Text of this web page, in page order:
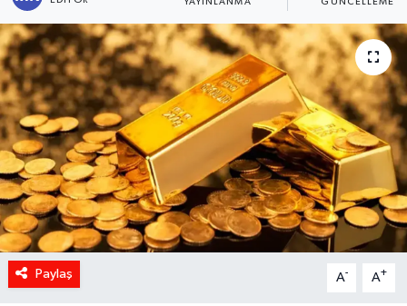
YAYINLANMA GÜNCELLEME
Paylaş A- A+